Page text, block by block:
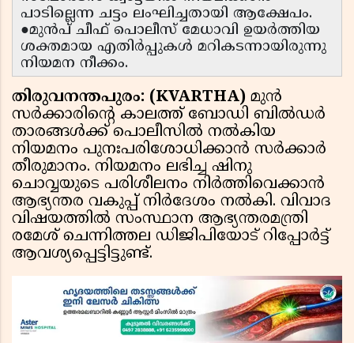
പാടില്ലെന്ന ചട്ടം ലംഘിച്ചതായി ആക്ഷേപം.
●മുൻപ് ചീഫ് പൊലീസ് മേധാവി ഉയർത്തിയ
ശക്തമായ എതിർപ്പുകൾ മറികടന്നായിരുന്നു
നിയമന നീക്കം.
തിരുവനന്തപുരം: (KVARTHA) മുൻ
സർക്കാരിന്റെ കാലത്ത് ബോഡി ബിൽഡർ
താരങ്ങൾക്ക് പൊലീസിൽ നൽകിയ
നിയമനം പുനഃപരിശോധിക്കാൻ സർക്കാർ
തീരുമാനം. നിയമനം ലഭിച്ച ഷിനു
ചൊവ്വയുടെ പരിശീലനം നിർത്തിവെക്കാൻ
ആഭ്യന്തര വകുപ്പ് നിർദേശം നൽകി. വിവാദ
വിഷയത്തിൽ സംസ്ഥാന ആഭ്യന്തരമന്ത്രി
രമേശ് ചെന്നിത്തല ഡിജിപിയോട് റിപ്പോർട്ട്
ആവശ്യപ്പെട്ടിട്ടുണ്ട്.